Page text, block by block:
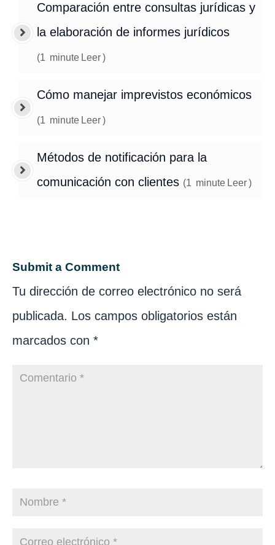
Comparación entre consultas jurídicas y
la elaboración de informes jurídicos
(1 minute Leer)
Cómo manejar imprevistos económicos
(1 minute Leer)
Métodos de notificación para la
comunicación con clientes (1 minute Leer)
Submit a Comment
Tu dirección de correo electrónico no será
publicada. Los campos obligatorios están
marcados con *